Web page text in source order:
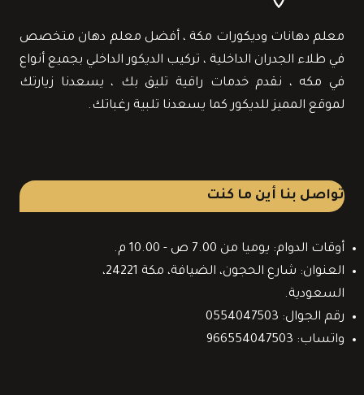
معلم دهانات وديكورات مكة ، أفضل معلم دهان متخصص
في طلاء الجدران الداخلية ، تركيب الديكور الداخلي بجميع أنواع
في مكه ، نقدم خدمات راقية تليق بك ، يسعدنا زيارتك
لموقع المميز للديكور كما يسعدنا تلبية رغباتك.
تواصل بنا أين ما كنت
أوقات الدوام: يوميا من 7.00 ص - 10.00 م.
العنوان: شارع الحجون، الضيافة، مكة 24221،
السعودية.
رقم الجوال: 0554047503
واتساب: 966554047503